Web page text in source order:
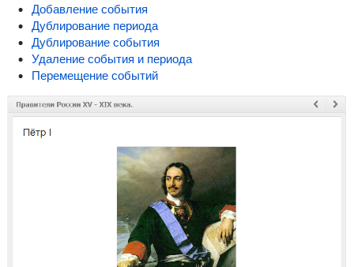
Добавление события
Дублирование периода
Дублирование события
Удаление события и периода
Перемещение событий